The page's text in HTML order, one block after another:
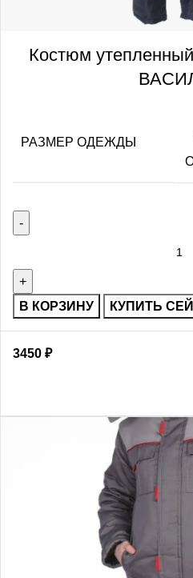
Костюм
РАЗМЕР ОДЕЖДЫ
В КОРЗИНУ КУПИТЬ
3450 ₽